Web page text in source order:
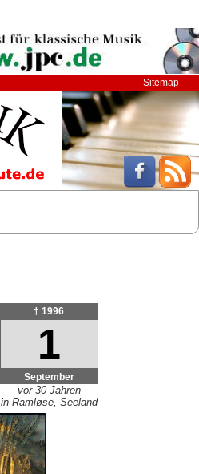
Sitemap
† 1996
1
September
vor 30 Jahren
in Ramløse, Seeland